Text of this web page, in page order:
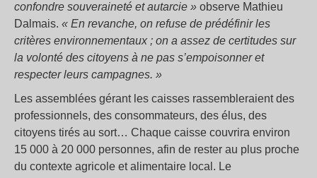
confondre souveraineté et autarcie » observe Mathieu
Dalmais. « En revanche, on refuse de prédéfinir les
critères environnementaux ; on a assez de certitudes sur
la volonté des citoyens à ne pas s’empoisonner et
respecter leurs campagnes. »
Les assemblées gérant les caisses rassembleraient des
professionnels, des consommateurs, des élus, des
citoyens tirés au sort… Chaque caisse couvrira environ
15 000 à 20 000 personnes, afin de rester au plus proche
du contexte agricole et alimentaire local. Le